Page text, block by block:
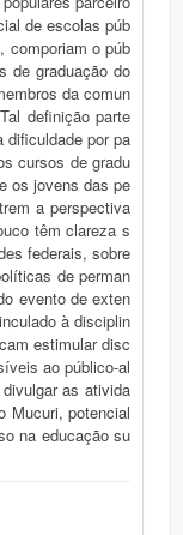
de escolas púb
comporiam o púb
de graduação do
da comun
definição parte
dificuldade por pa
cursos de gradu
os jovens das pe
a perspectiva
têm clareza s
federais, sobre
de perman
evento de exten
à disciplin
estimular disc
ao público-al
as ativida
Mucuri, potencial
na educação su